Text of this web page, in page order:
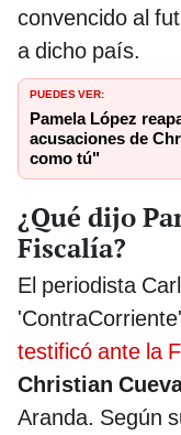
convencido al
a dicho país.
PUEDES VER:
Pamela López
acusaciones de
como tú"
¿Qué dijo
Fiscalía?
El periodista
testificó ante la
Christian
Aranda. Según